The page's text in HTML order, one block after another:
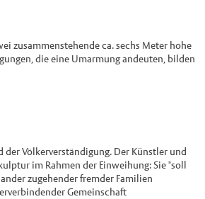
zusammenstehende ca. sechs Meter hohe
die eine Umarmung andeuten, bilden
der Völkerverständigung. Der Künstler und
im Rahmen der Einweihung: Sie "soll
zugehender fremder Familien
Gemeinschaft